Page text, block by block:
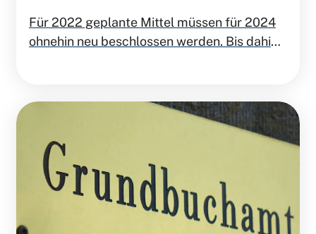
Für 2022 geplante Mittel müssen für 2024
ohnehin neu beschlossen werden. Bis dahin